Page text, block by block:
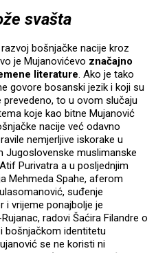
svašta
bošnjačke nacije kroz
je Mujanovićevo značajno
literature. Ako je tako
govore bosanski jezik i koji su
to u ovom slučaju
koje kao bitne Mujanović
nacije već odavno
nemjerljive iskorake u
Jugoslovenske muslimanske
Purivatra a u posljednjim
Mehmeda Spahe, aferom
suđenje
i vrijeme ponajbolje je
radovi Šaćira Filandre o
bošnjačkom identitetu
se ne koristi ni